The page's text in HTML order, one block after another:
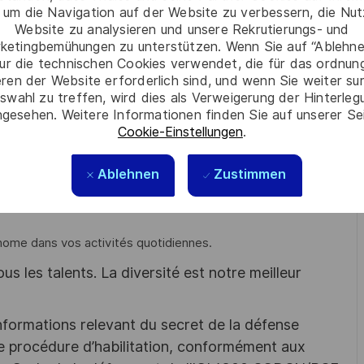
um die Navigation auf der Website zu verbessern, die
Website zu analysieren und unsere Rekrutierungs- und
zu unterstützen. Wenn Sie auf
die technischen Cookies verwendet, die für das
der Website erforderlich sind, und wenn Sie weiter
zu treffen, wird dies als Verweigerung der
Weitere Informationen finden Sie auf unserer
Cookie-Einstellungen.
Ablehnen Zustimmen
et systèmes déployés et aux activités de réparation
moins 5 années d’expérience dans des activités de
et cartes électroniques.
en électronique analogique et numérique et avez des
de comptes rendus d'intervention) et oral
dans vos activités quotidiennes.
les talents. La diversité est notre meilleur
relevant du secret de la défense
d’habilitation, conformément aux